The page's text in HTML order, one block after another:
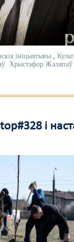
ініцыятывы ,
Хрыстафор Жаляпаў
і